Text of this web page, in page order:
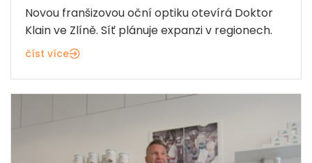
Novou franšizovou oční optiku otevírá Doktor
Klain ve Zlíně. Síť plánuje expanzi v regionech.
číst více